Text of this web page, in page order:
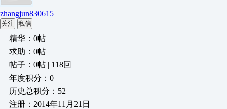
zhangjun830615
关注 私信
精华：0帖
求助：0帖
帖子：0帖 | 118回
年度积分：0
历史总积分：52
注册：2014年11月21日